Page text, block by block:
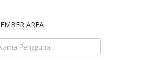
AREA